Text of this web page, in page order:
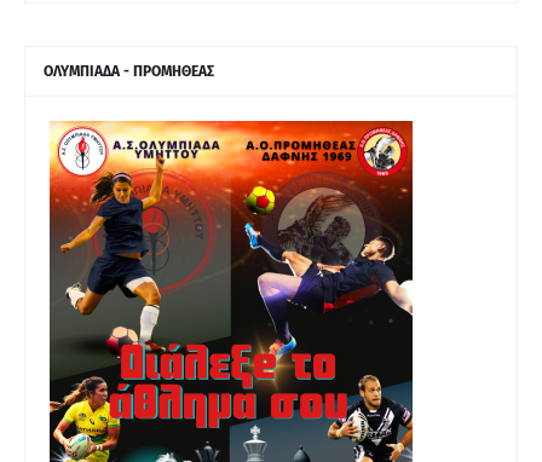
ΟΛΥΜΠΙΑΔΑ - ΠΡΟΜΗΘΕΑΣ